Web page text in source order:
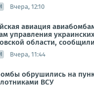
Вчера, 12:10
авиация
управления
области,
Вчера, 11:44
обрушились на
ВСУ